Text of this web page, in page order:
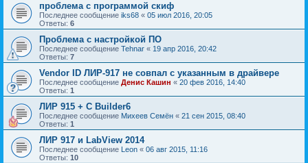
проблема с программой скиф
Последнее сообщение iks68 « 05 июл 2016, 20:05
Ответы: 6
Проблема с настройкой ПО
Последнее сообщение Tehnar « 19 апр 2016, 20:42
Ответы: 7
Vendor ID ЛИР-917 не совпал с указанным в драйвере
Последнее сообщение Денис Кашин « 20 фев 2016, 14:40
Ответы: 1
ЛИР 915 + C Builder6
Последнее сообщение Михеев Семён « 21 сен 2015, 08:40
Ответы: 1
ЛИР 917 и LabView 2014
Последнее сообщение Leon « 06 авг 2015, 11:16
Ответы: 10